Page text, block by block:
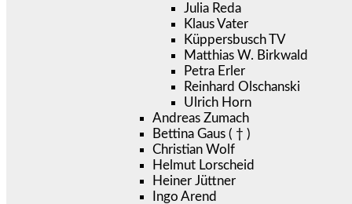
Julia Reda
Klaus Vater
Küppersbusch TV
Matthias W. Birkwald
Petra Erler
Reinhard Olschanski
Ulrich Horn
Andreas Zumach
Bettina Gaus ( † )
Christian Wolf
Helmut Lorscheid
Heiner Jüttner
Ingo Arend